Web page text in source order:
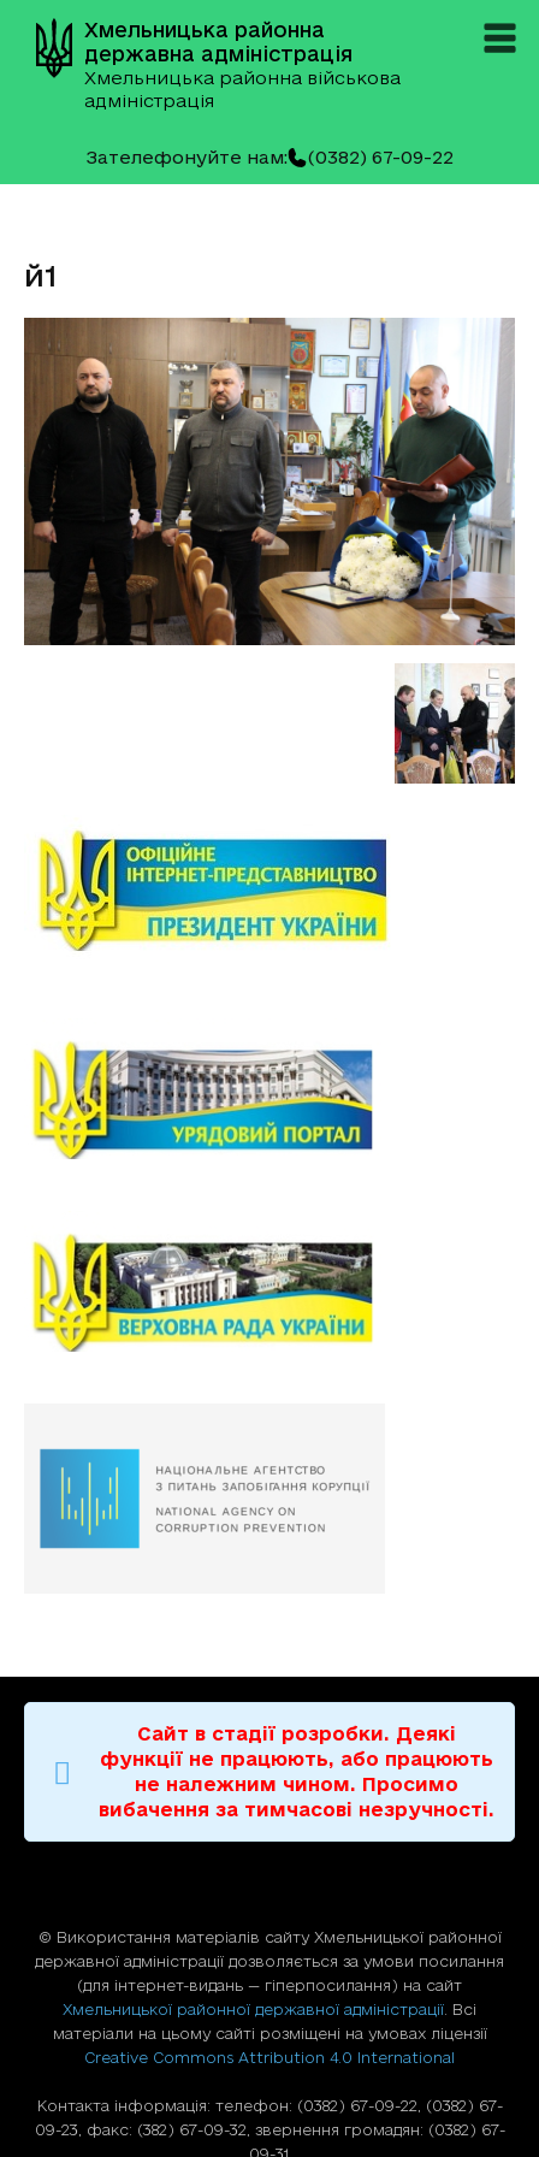
Хмельницька районна
державна адміністрація
Хмельницька районна військова
адміністрація
Зателефонуйте нам: (0382) 67-09-22
й1
Сайт в стадії розробки. Деякі
функції не працюють, або працюють
не належним чином. Просимо
вибачення за тимчасові незручності.
© Використання матерiалiв сайту Хмельницької районної
державної адміністрації дозволяється за умови посилання
(для iнтернет-видань — гiперпосилання) на сайт
Хмельницької районної державної адміністрації . Всі
матеріали на цьому сайті розміщені на умовах ліцензії
Creative Commons Attribution 4.0 International
Контакта інформація: телефон: (0382) 67-09-22, (0382) 67-
09-23, факс: (382) 67-09-32, звернення громадян: (0382) 67-
09-31